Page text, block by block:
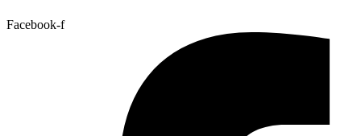
Facebook-f